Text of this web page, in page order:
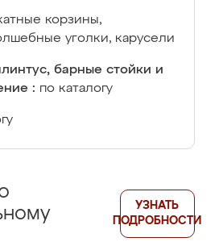
корзины,
уголки, карусели
барные стойки и
: по каталогу
УЗНАТЬ
ПОДРОБНОСТИ